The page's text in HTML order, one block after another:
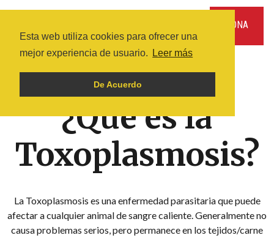
Esta web utiliza cookies para ofrecer una
mejor experiencia de usuario.
Leer más
De Acuerdo
DONA
¿Qué es la
Toxoplasmosis?
La Toxoplasmosis es una enfermedad parasitaria que puede
afectar a cualquier animal de sangre caliente. Generalmente no
causa problemas serios, pero permanece en los tejidos/carne